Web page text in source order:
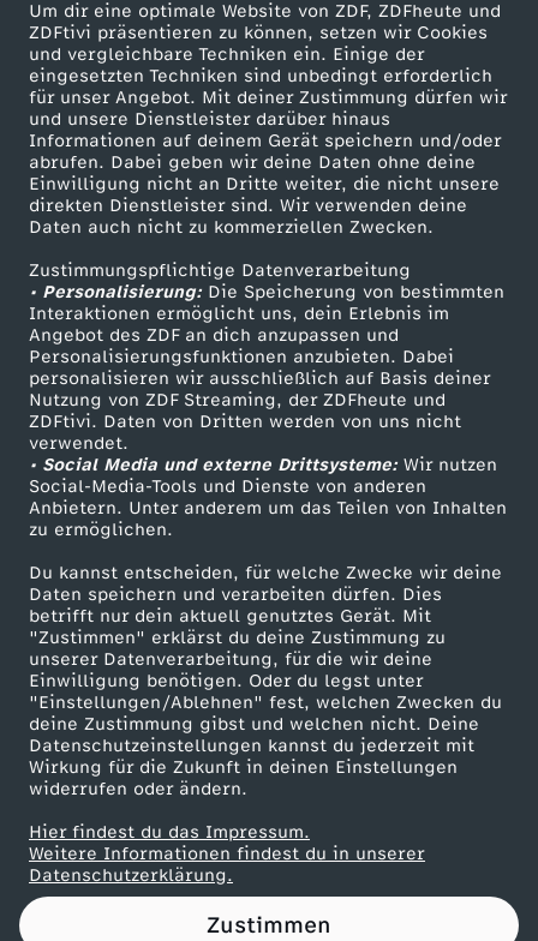
Um dir eine optimale Website von ZDF, ZDFheute und
ZDFtivi präsentieren zu können, setzen wir Cookies
und vergleichbare Techniken ein. Einige der
eingesetzten Techniken sind unbedingt erforderlich
für unser Angebot. Mit deiner Zustimmung dürfen wir
und unsere Dienstleister darüber hinaus
Informationen auf deinem Gerät speichern und/oder
abrufen. Dabei geben wir deine Daten ohne deine
Einwilligung nicht an Dritte weiter, die nicht unsere
direkten Dienstleister sind. Wir verwenden deine
Daten auch nicht zu kommerziellen Zwecken.
Zustimmungspflichtige Datenverarbeitung
• Personalisierung:Die Speicherung von bestimmten
Interaktionen ermöglicht uns, dein Erlebnis im
Angebot des ZDF an dich anzupassen und
Personalisierungsfunktionen anzubieten. Dabei
personalisieren wir ausschließlich auf Basis deiner
Nutzung von ZDF Streaming, der ZDFheute und
ZDFtivi. Daten von Dritten werden von uns nicht
verwendet.
• Social Media und externe Drittsysteme:Wir nutzen
Social-Media-Tools und Dienste von anderen
Anbietern. Unter anderem um das Teilen von Inhalten
zu ermöglichen.
Du kannst entscheiden, für welche Zwecke wir deine
Daten speichern und verarbeiten dürfen. Dies
betrifft nur dein aktuell genutztes Gerät. Mit
"Zustimmen" erklärst du deine Zustimmung zu
unserer Datenverarbeitung, für die wir deine
Einwilligung benötigen. Oder du legst unter
"Einstellungen/Ablehnen" fest, welchen Zwecken du
deine Zustimmung gibst und welchen nicht. Deine
Datenschutzeinstellungen kannst du jederzeit mit
Wirkung für die Zukunft in deinen Einstellungen
widerrufen oder ändern.
Hier findest du das Impressum.
Weitere Informationen findest du in unserer
Datenschutzerklärung.
Zustimmen
v
e
r
p
f
l
i
c
h
t
e
t
-
T
r
a
Mehr ZDF
ZDF-Apps
Smart TV
ZDFtext
Livestreams
Sendungen A-Z
TV-Programm
Service
ZDFmitreden
Kontakt zum ZDF
Tickets
Zuschauerservice
Hilfe
ZDF Unternehmen
Karriere
ZDF goes Schule
Werbefernsehen
Mainzelmännchen
Partner